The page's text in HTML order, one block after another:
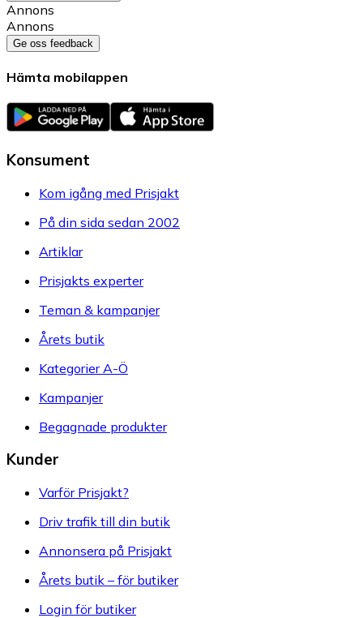
Annons
Annons
Ge oss feedback
Hämta mobilappen
Konsument
Kom igång med Prisjakt
På din sida sedan 2002
Artiklar
Prisjakts experter
Teman & kampanjer
Årets butik
Kategorier A-Ö
Kampanjer
Begagnade produkter
Kunder
Varför Prisjakt?
Driv trafik till din butik
Annonsera på Prisjakt
Årets butik – för butiker
Login för butiker